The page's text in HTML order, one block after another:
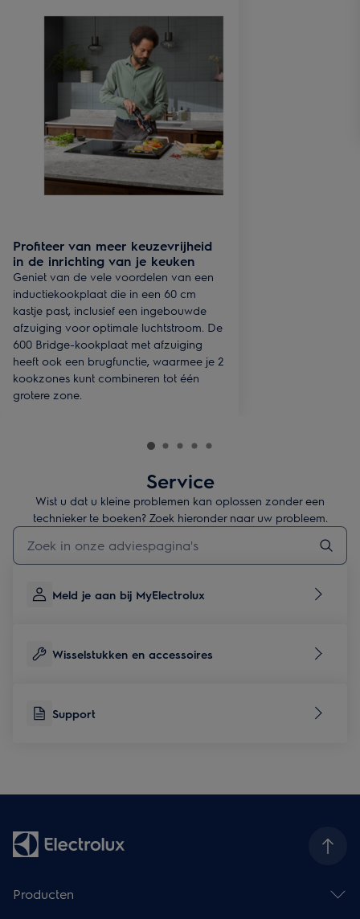
Profiteer van meer keuzevrijheid
in de inrichting van je keuken
Geniet van de vele voordelen van een
inductiekookplaat die in een 60 cm
kastje past, inclusief een ingebouwde
afzuiging voor optimale luchtstroom. De
600 Bridge-kookplaat met afzuiging
heeft ook een brugfunctie, waarmee je 2
kookzones kunt combineren tot één
grotere zone.
Service
Wist u dat u kleine problemen kan oplossen zonder een
technieker te boeken? Zoek hieronder naar uw probleem.
Typ om hulpartikels te zoeken
Meld je aan bij MyElectrolux
Wisselstukken en accessoires
Support
Producten